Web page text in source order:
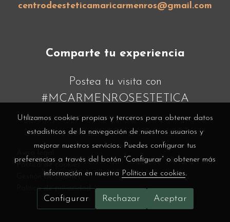
centrodeesteticamaricarmenros@gmail.com
Comparte tu experiencia
Postea tu visita con
#MCARMENROSESTETICA
Gestión de cookies
Política de privacidad
Utilizamos cookies propias y terceros para obtener datos
estadísticos de la navegación de nuestros usuarios y
mejorar nuestros servicios. Puedes configurar tus
preferencias a través del botón “Configurar” o obtener más
información en nuestra Política de cookies.
Configurar Rechazar Aceptar